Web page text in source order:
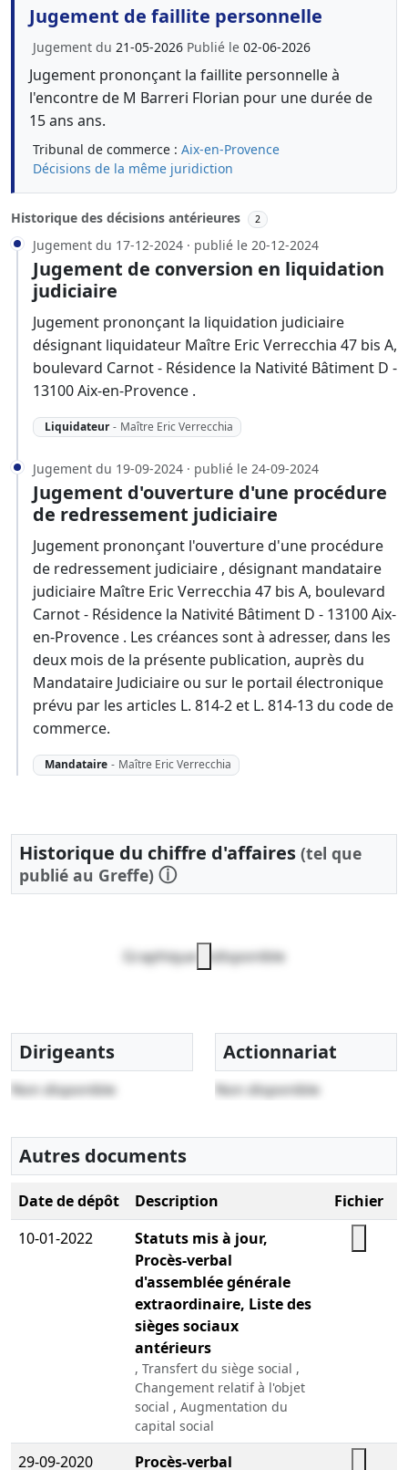
Jugement de faillite personnelle
Jugement du 21-05-2026 Publié le 02-06-2026
Jugement prononçant la faillite personnelle à
l'encontre de M Barreri Florian pour une durée de
15 ans ans.
Tribunal de commerce : Aix-en-Provence
Décisions de la même juridiction
Historique des décisions antérieures 2
Jugement du 17-12-2024 · publié le 20-12-2024
Jugement de conversion en liquidation
judiciaire
Jugement prononçant la liquidation judiciaire
désignant liquidateur Maître Eric Verrecchia 47 bis A,
boulevard Carnot - Résidence la Nativité Bâtiment D -
13100 Aix-en-Provence .
Liquidateur - Maître Eric Verrecchia
Jugement du 19-09-2024 · publié le 24-09-2024
Jugement d'ouverture d'une procédure
de redressement judiciaire
Jugement prononçant l'ouverture d'une procédure
de redressement judiciaire , désignant mandataire
judiciaire Maître Eric Verrecchia 47 bis A, boulevard
Carnot - Résidence la Nativité Bâtiment D - 13100 Aix-
en-Provence . Les créances sont à adresser, dans les
deux mois de la présente publication, auprès du
Mandataire Judiciaire ou sur le portail électronique
prévu par les articles L. 814-2 et L. 814-13 du code de
commerce.
Mandataire - Maître Eric Verrecchia
Historique du chiffre d'affaires (tel que
publié au Greffe) ⓘ
Graphique indisponible
Dirigeants
Non disponible
Actionnariat
Non disponible
Autres documents
Date de dépôt Description
Fichier
10-01-2022
Statuts mis à jour,
Procès-verbal
d'assemblée générale
extraordinaire, Liste des
sièges sociaux
antérieurs
, Transfert du siège social ,
Changement relatif à l'objet
social , Augmentation du
capital social
29-09-2020 Procès-verbal